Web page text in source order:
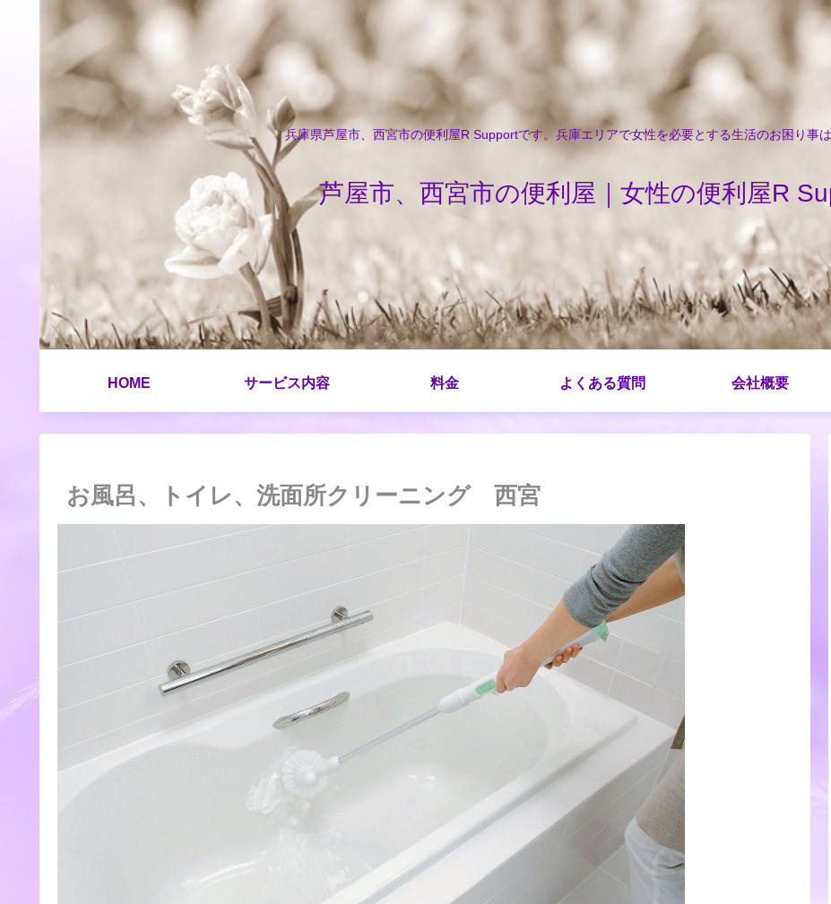
兵庫県芦屋市、西宮市の便利屋R Supportです。兵庫エリアで女性を必要とする生活のお困り事
芦屋市、西宮市の便利屋｜女性の便利屋R
HOME サービス内容 料金 よくある質問 会社概要
お風呂、トイレ、洗面所クリーニング 西宮